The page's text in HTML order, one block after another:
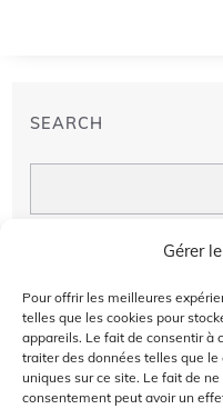
Gérer
Pour offrir les meilleures
telles que les cookies pour
appareils. Le fait de consentir à
traiter des données telles que
uniques sur ce site. Le fait de
consentement peut avoir un
SEARCH
À PROPOS DE NOUS
AVIS DE NON-